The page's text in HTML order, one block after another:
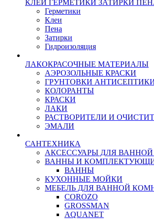
КЛЕИ ГЕРМЕТИКИ ЗАТИРКИ
Герметики
Клеи
Пена
Затирки
Гидроизоляция
ЛАКОКРАСОЧНЫЕ МАТЕРИАЛЫ
АЭРОЗОЛЬНЫЕ КРАСКИ
ГРУНТОВКИ
КОЛОРАНТЫ
КРАСКИ
ЛАКИ
РАСТВОРИТЕЛИ И
ЭМАЛИ
САНТЕХНИКА
АКСЕССУАРЫ ДЛЯ
ВАННЫ И
ВАННЫ
КУХОННЫЕ МОЙКИ
МЕБЕЛЬ ДЛЯ ВАННОЙ
COROZO
GROSSMAN
AQUANET